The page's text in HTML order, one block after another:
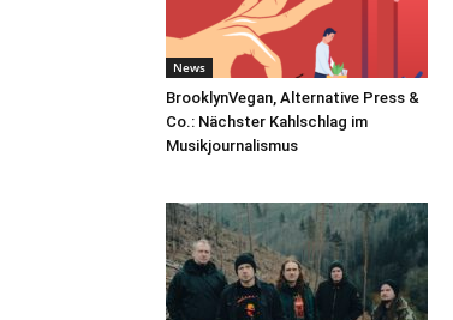
News
BrooklynVegan, Alternative Press &
Co.: Nächster Kahlschlag im
Musikjournalismus